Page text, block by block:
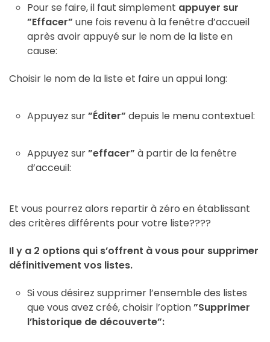
Pour se faire, il faut simplement appuyer sur
”Effacer” une fois revenu à la fenêtre d’accueil
après avoir appuyé sur le nom de la liste en
cause:
Choisir le nom de la liste et faire un appui long:
Appuyez sur”Éditer” depuis le menu contextuel:
Appuyez sur”effacer” à partir de la fenêtre
d’acceuil:
Et vous pourrez alors repartir à zéro en établissant
des critères différents pour votre liste????
Il y a 2 options qui s’offrent à vous pour supprimer
définitivement vos listes.
Si vous désirez supprimer l’ensemble des listes
que vous avez créé, choisir l’option”Supprimer
l’historique de découverte”: